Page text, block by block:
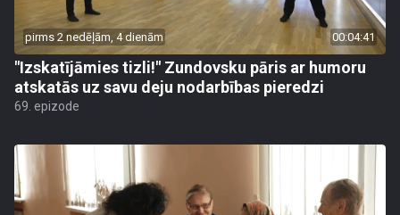
pirms 2 nedēļām, 4 dienām 00:04:41
"Izskatījāmies tizli!" Zundovsku pāris ar humoru
atskatās uz savu deju nodarbības pieredzi
69. epizode